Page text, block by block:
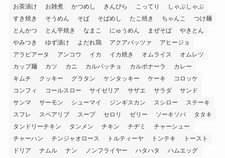
お茶漬け
お雑煮 かつめし きんぴら こってり
しゃぶしゃぶ
すき焼き
そうめん そば そばめし たこ焼き ちゃんこ
つけ麺
とんかつ
とん平焼き なまこ にゅうめん まぜそば
やきとん
やみつき
ゆず漬け よだれ鶏 アクアパッツァ
アヒージョ
アラビアータ
アンコウ イカ イカ焼き オムライス
オムレツ
カップ麺
カツ カニ カルパッチョ カルボナーラ
カレー
キムチ
クッキー グラタン ケンタッキー ケーキ
コロッケ
コンフィ
コールスロー サイゼリア サザエ サラダ
サンド
サンマ
サーモン シューマイ ジンギスカン スシロー
ステーキ
スフレ
スペアリブ スープ セロリ ゼリー ソーキソバ
タタキ
タンドリーチキン
タンメン チキン チヂミ
チャーシュー
チャーハン
チンジャオロース トルティーヤ トンテキ
トースト
ドリア
ナムル ナン ノンフライヤー ハタハタ
ハムエッグ